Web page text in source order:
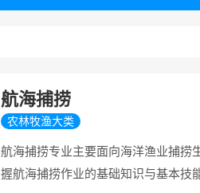
航海捕捞
农林牧渔大类
航海捕捞专业主要面向海洋渔业捕捞
握航海捕捞作业的基础知识与基本技